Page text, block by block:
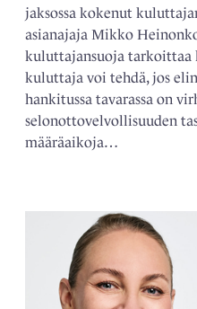
jaksossa kokenut
asianajaja Mikko
kuluttajansuoja tarkoittaa
kuluttaja voi tehdä, jos
hankitussa tavarassa on
selonottovelvollisuuden
määräaikoja…